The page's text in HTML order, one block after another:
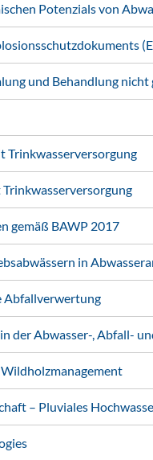
Potenzials von
und Behandlung
Trinkwasserversorgung
gemäß BAWP 2017
in
Abfallverwertung
der Abwasser-, Abfall-
– Pluviales